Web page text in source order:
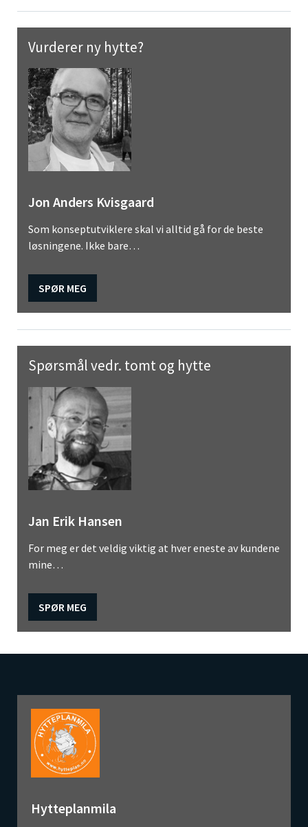
Vurderer ny hytte?
Jon Anders Kvisgaard
Som konseptutviklere skal vi alltid gå for de beste
løsningene. Ikke bare…
SPØR MEG
Spørsmål vedr. tomt og hytte
Jan Erik Hansen
For meg er det veldig viktig at hver eneste av kundene
mine…
SPØR MEG
Hytteplanmila